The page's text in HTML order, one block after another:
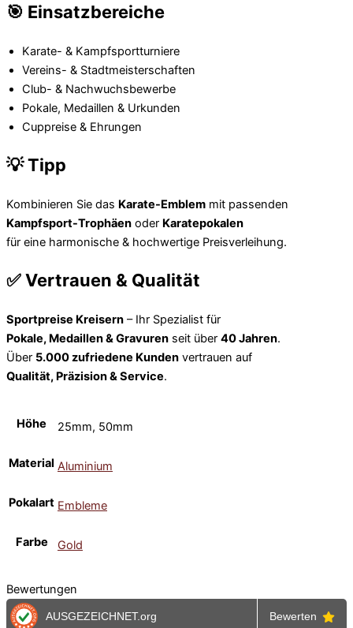
🎯 Einsatzbereiche
Karate- & Kampfsportturniere
Vereins- & Stadtmeisterschaften
Club- & Nachwuchsbewerbe
Pokale, Medaillen & Urkunden
Cuppreise & Ehrungen
💡 Tipp
Kombinieren Sie das Karate-Emblem mit passenden
Kampfsport-Trophäen oder Karatepokalen
für eine harmonische & hochwertige Preisverleihung.
✅ Vertrauen & Qualität
Sportpreise Kreisern – Ihr Spezialist für
Pokale, Medaillen & Gravuren seit über 40 Jahren.
Über 5.000 zufriedene Kunden vertrauen auf
Qualität, Präzision & Service.
Höhe 25mm, 50mm
Material Aluminium
Pokalart Embleme
Farbe Gold
Bewertungen
AUSGEZEICHNET.org Bewerten